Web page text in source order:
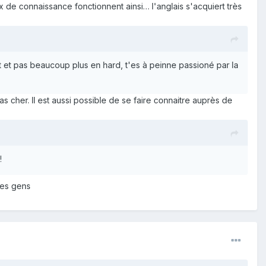
de connaissance fonctionnent ainsi… l'anglais s'acquiert très
pas beaucoup plus en hard, t'es à peinne passioné par la
cher. Il est aussi possible de se faire connaitre auprès de
gens